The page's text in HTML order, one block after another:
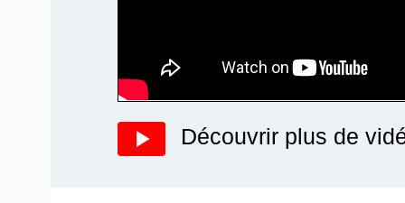
Découvrir plus de